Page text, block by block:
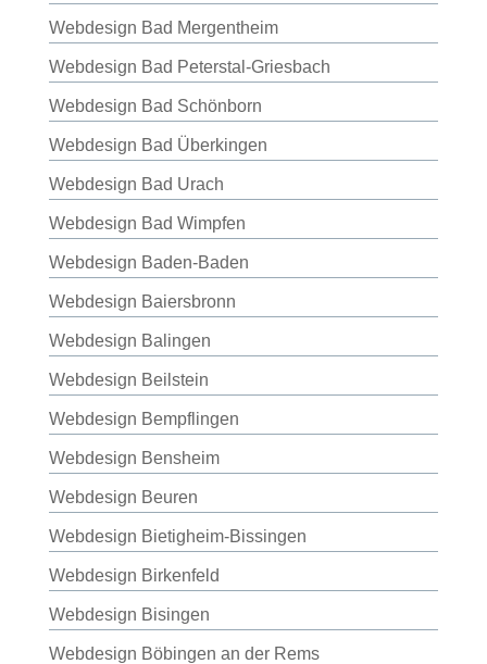
Webdesign Bad Mergentheim
Webdesign Bad Peterstal-Griesbach
Webdesign Bad Schönborn
Webdesign Bad Überkingen
Webdesign Bad Urach
Webdesign Bad Wimpfen
Webdesign Baden-Baden
Webdesign Baiersbronn
Webdesign Balingen
Webdesign Beilstein
Webdesign Bempflingen
Webdesign Bensheim
Webdesign Beuren
Webdesign Bietigheim-Bissingen
Webdesign Birkenfeld
Webdesign Bisingen
Webdesign Böbingen an der Rems